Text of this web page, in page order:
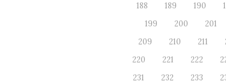
188
189 190
199
200 201
209
210 211
220
221 222
231
232 233